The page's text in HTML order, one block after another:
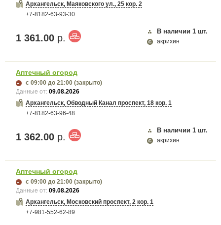
Архангельск, Маяковского ул., 25 кор. 2
+7-8182-63-93-30
1 361.00 р.
В наличии 1 шт.
акрихин
Аптечный огород
с 09:00 до 21:00 (закрыто)
Данные от:09.08.2026
Архангельск, Обводный Канал проспект, 18 кор. 1
+7-8182-63-96-48
1 362.00 р.
В наличии 1 шт.
акрихин
Аптечный огород
с 09:00 до 21:00 (закрыто)
Данные от:09.08.2026
Архангельск, Московский проспект, 2 кор. 1
+7-981-552-62-89